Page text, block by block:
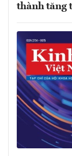
thành tăng